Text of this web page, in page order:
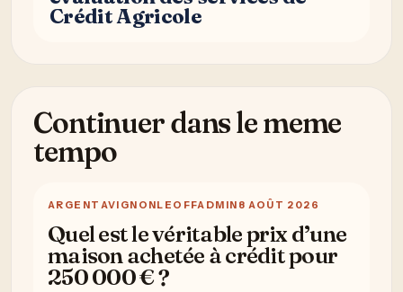
Crédit Agricole
Continuer dans le meme
tempo
ARGENT AVIGNONLEOFFADMIN 8 AOÛT 2026
Quel est le véritable prix d’une
maison achetée à crédit pour
250 000 € ?